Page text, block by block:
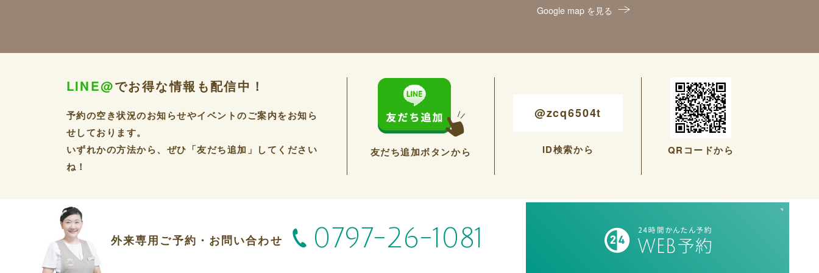
Google map を見る
LINE@でお得な情報も配信中！
予約の空き状況のお知らせやイベントのご案内をお知ら
せしております。
いずれかの方法から、ぜひ「友だち追加」してください
ね！
友だち追加ボタンから
@zcq6504t
ID検索から QRコードから
外来専用ご予約・お問い合わせ 0797-26-1081